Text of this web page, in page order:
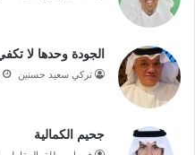
الجودة وحدها لا
تركي سعيد حسنين
جحيم الكمالية